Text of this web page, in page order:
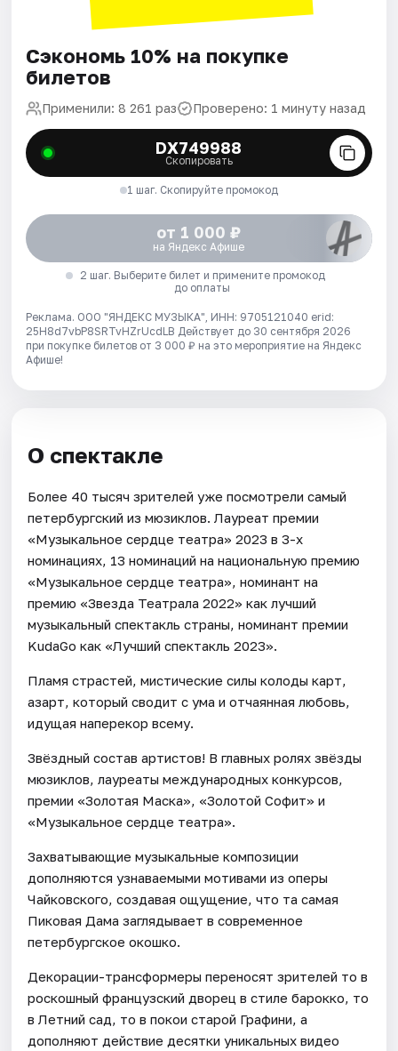
Сэкономь 10% на покупке
билетов
Применили: 8 261 раз Проверено: 1 минуту назад
DX749988
Скопировать
1 шаг. Скопируйте промокод
от 1 000 ₽
на Яндекс Афише
2 шаг. Выберите билет и примените промокод
до оплаты
Реклама. ООО "ЯНДЕКС МУЗЫКА", ИНН: 9705121040 erid:
25H8d7vbP8SRTvHZrUcdLB Действует до 30 сентября 2026
при покупке билетов от 3 000 ₽ на это мероприятие на Яндекс
Афише!
О спектакле
Более 40 тысяч зрителей уже посмотрели самый
петербургский из мюзиклов. Лауреат премии
«Музыкальное сердце театра» 2023 в 3-х
номинациях, 13 номинаций на национальную премию
«Музыкальное сердце театра», номинант на
премию «Звезда Театрала 2022» как лучший
музыкальный спектакль страны, номинант премии
KudaGo как «Лучший спектакль 2023».
Пламя страстей, мистические силы колоды карт,
азарт, который сводит с ума и отчаянная любовь,
идущая наперекор всему.
Звёздный состав артистов! В главных ролях звёзды
мюзиклов, лауреаты международных конкурсов,
премии «Золотая Маска», «Золотой Софит» и
«Музыкальное сердце театра».
Захватывающие музыкальные композиции
дополняются узнаваемыми мотивами из оперы
Чайковского, создавая ощущение, что та самая
Пиковая Дама заглядывает в современное
петербургское окошко.
Декорации-трансформеры переносят зрителей то в
роскошный французский дворец в стиле барокко, то
в Летний сад, то в покои старой Графини, а
дополняют действие десятки уникальных видео